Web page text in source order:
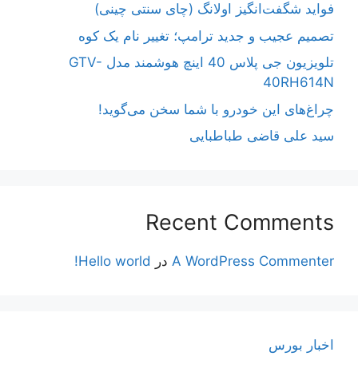
فواید شگفت‌انگیز اولانگ (چای سنتی چینی)
تصمیم عجیب و جدید ترامپ؛ تغییر نام یک کوه
تلویزیون جی پلاس 40 اینچ هوشمند مدل GTV-
40RH614N
چراغ‌های این خودرو با شما سخن می‌گوید!
سید علی قاضی طباطبایی
Recent Comments
A WordPress Commenter در Hello world!
اخبار بورس